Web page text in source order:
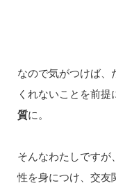
なので気がつけば、
くれないことを前提
質に。
そんなわたしですが
性を身につけ、交友